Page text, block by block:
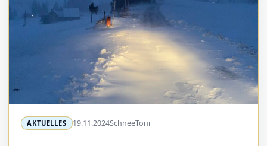
AKTUELLES 19.11.2024SchneeToni